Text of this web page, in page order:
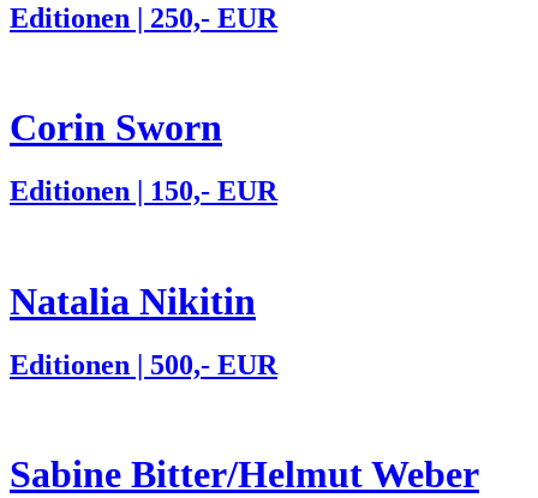
Editionen | 250,- EUR
Corin Sworn
Editionen | 150,- EUR
Natalia Nikitin
Editionen | 500,- EUR
Sabine Bitter/Helmut Weber